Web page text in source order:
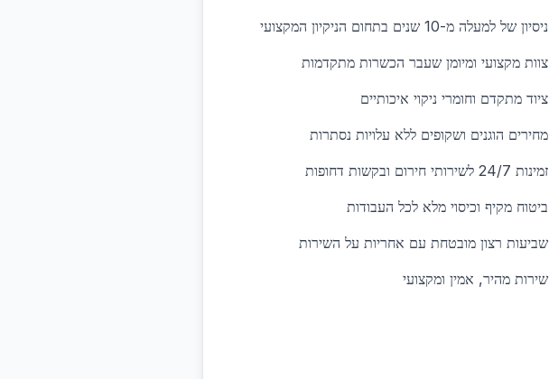
ניסיון של למעלה מ-10 שנים בתחום הניקיון המקצועי
צוות מקצועי ומיומן שעבר הכשרות מתקדמות
ציוד מתקדם וחומרי ניקוי איכותיים
מחירים הוגנים ושקופים ללא עלויות נסתרות
זמינות 24/7 לשירותי חירום ובקשות דחופות
ביטוח מקיף וכיסוי מלא לכל העבודות
שביעות רצון מובטחת עם אחריות על השירות
שירות מהיר, אמין ומקצועי